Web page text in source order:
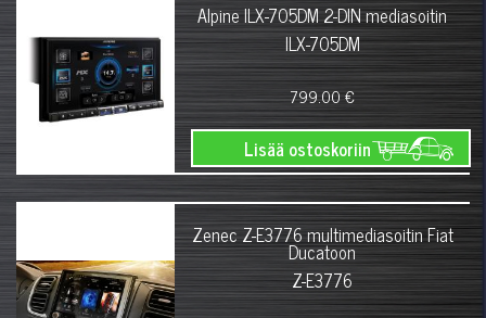
Alpine ILX-705DM 2-DIN mediasoitin
ILX-705DM
799.00 €
Lisää ostoskoriin
Zenec Z-E3776 multimediasoitin Fiat
Ducatoon
Z-E3776